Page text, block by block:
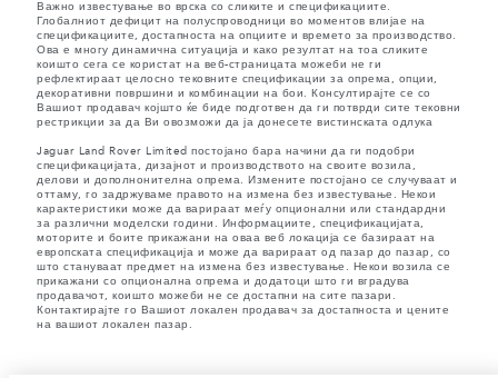
Важно известување во врска со сликите и спецификациите.
Глобалниот дефицит на полуспроводници во моментов влијае на
спецификациите, достапноста на опциите и времето за производство.
Ова е многу динамична ситуација и како резултат на тоа сликите
коишто сега се користат на веб-страницата можеби не ги
рефлектираат целосно тековните спецификации за опрема, опции,
декоративни површини и комбинации на бои. Консултирајте се со
Вашиот продавач којшто ќе биде подготвен да ги потврди сите тековни
рестрикции за да Ви овозможи да ја донесете вистинската одлука
Jaguar Land Rover Limited постојано бара начини да ги подобри
спецификацијата, дизајнот и производството на своите возила,
делови и дополнонителна опрема. Измените постојано се случуваат и
оттаму, го задржуваме правото на измена без известување. Некои
карактеристики може да варираат меѓу опционални или стандардни
за различни моделски години. Информациите, спецификацијата,
моторите и боите прикажани на оваа веб локација се базираат на
европската спецификација и може да варираат од пазар до пазар, со
што стануваат предмет на измена без известување. Некои возила се
прикажани со опционална опрема и додатоци што ги вградува
продавачот, коишто можеби не се достапни на сите пазари.
Контактирајте го Вашиот локален продавач за достапноста и цените
на вашиот локален пазар.